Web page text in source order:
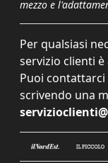
mezzo e
Per qualsiasi
servizio clienti
Puoi
scrivendo una